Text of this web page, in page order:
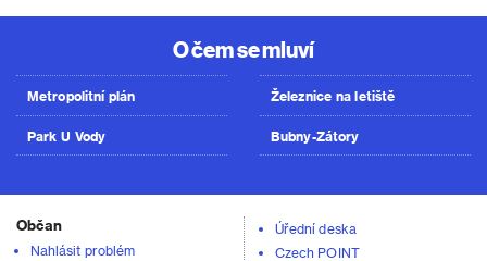
O čem se mluví
Metropolitní plán
Park U Vody
Železnice na letiště
Bubny-Zátory
Občan
Nahlásit problém
Úřední deska
Czech POINT